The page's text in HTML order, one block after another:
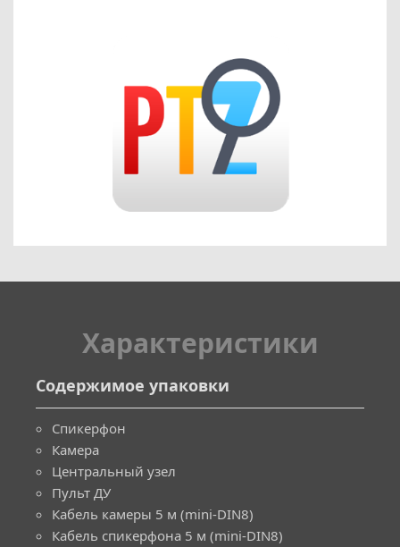
Xарактеристики
Содержимое упаковки
Спикерфон
Камера
Центральный узел
Пульт ДУ
Кабель камеры 5 м (mini-DIN8)
Кабель спикерфона 5 м (mini-DIN8)